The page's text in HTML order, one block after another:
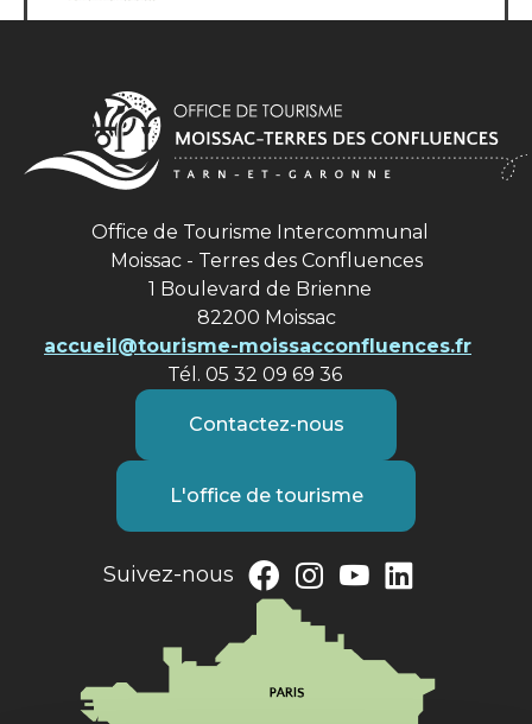
Office de Tourisme Intercommunal
Moissac - Terres des Confluences
1 Boulevard de Brienne
82200 Moissac
accueil@tourisme-moissacconfluences.fr
Tél. 05 32 09 69 36
Contactez-nous
L'office de tourisme
Suivez-nous